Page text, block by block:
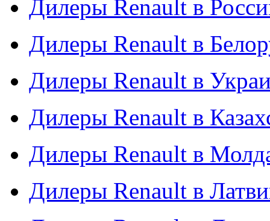
Дилеры Renault в
Дилеры Renault в
Дилеры Renault в
Дилеры Renault в
Дилеры Renault в
Дилеры Renault в